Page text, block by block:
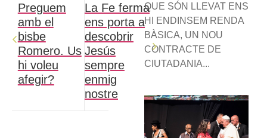
Preguem
amb el
bisbe
Romero. Us
hi voleu
afegir?
La Fe ferma
ens porta a
descobrir
Jesús
sempre
enmig
nostre
QUE SÓN LLEVAT ENS
HI ENDINSEM RENDA
BÀSICA, UN NOU
CONTRACTE DE
CIUTADANIA...